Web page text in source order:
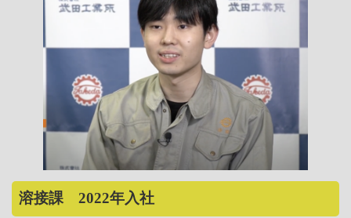
溶接課 2022年入社